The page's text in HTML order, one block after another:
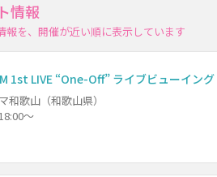
情報
を、開催が近い順に表示しています
1st LIVE “One-Off” ライブビューイング
和歌山（和歌山県）
～